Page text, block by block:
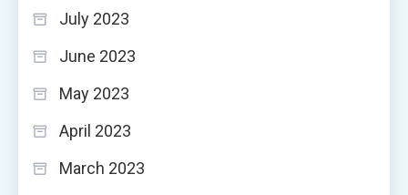
July 2023
June 2023
May 2023
April 2023
March 2023